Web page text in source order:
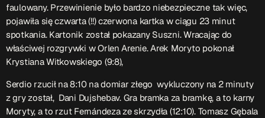
faulowany. Przewinienie było bardzo niebezpieczne tak więc,
pojawiła się czwarta (!!) czerwona kartka w ciągu 23 minut
spotkania. Kartonik został pokazany Suszni. Wracając do
właściwej rozgrywki w Orlen Arenie. Arek Moryto pokonał
Krystiana Witkowskiego (9:8),
Serdio rzucił na 8:10 na domiar złego wykluczony na 2 minuty
z gry został, Dani Dujshebav. Gra bramka za bramkę, a to karny
Moryty, a to rzut Fernándeza ze skrzydła (12:10). Tomasz Gębala